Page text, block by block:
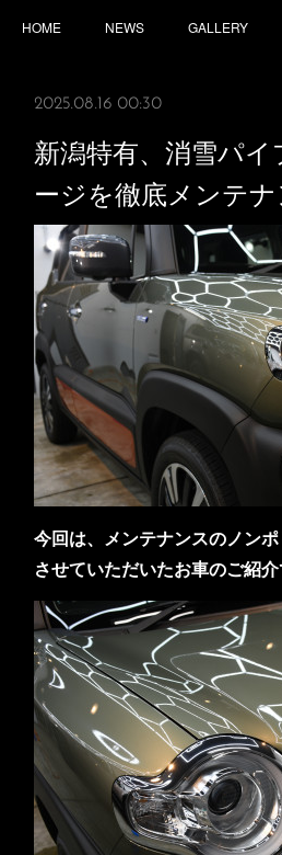
HOME NEWS GALLERY
2025.08.16 00:30
新潟特有、消雪パ
ージを徹底メンテナ
今回は、メンテナンスのノン
させていただいたお車のご紹介